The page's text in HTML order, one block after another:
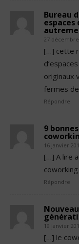
Bureau
27
[…] cette
originaux
fermes
Répondre
9
16 janvier
[…] A lire
Répondre
19 janvier
[…] le